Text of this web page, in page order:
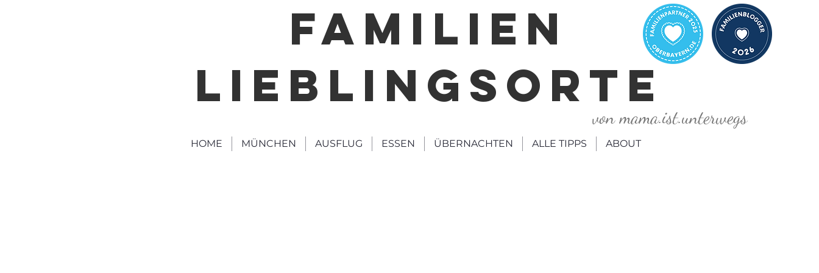
FAMILIEN
LIEBLINGSORTE
von mama.ist.unterwegs
HOME MÜNCHEN AUSFLUG ESSEN ÜBERNACHTEN ALLE TIPPS ABOUT